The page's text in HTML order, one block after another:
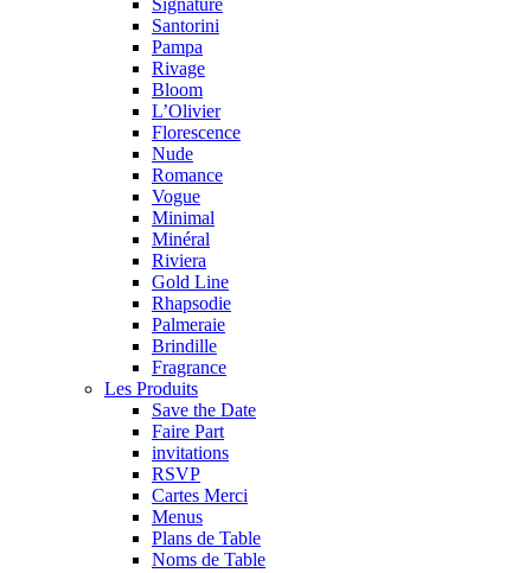
Signature
Santorini
Pampa
Rivage
Bloom
L’Olivier
Florescence
Nude
Romance
Vogue
Minimal
Minéral
Riviera
Gold Line
Rhapsodie
Palmeraie
Brindille
Fragrance
Les Produits
Save the Date
Faire Part
invitations
RSVP
Cartes Merci
Menus
Plans de Table
Noms de Table